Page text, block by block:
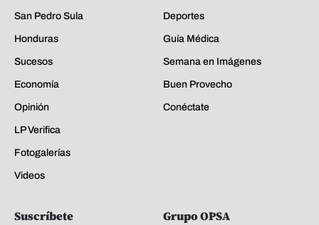
San Pedro Sula
Honduras
Sucesos
Economía
Opinión
LP Verifica
Fotogalerías
Videos
Deportes
Guía Médica
Semana en Imágenes
Buen Provecho
Conéctate
Suscríbete Grupo OPSA